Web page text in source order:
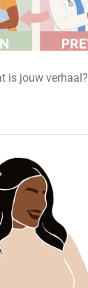
is jouw verhaal?